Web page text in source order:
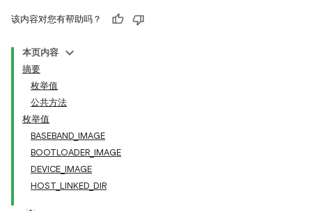
该内容对您有帮助吗？
本页内容
摘要
枚举值
公共方法
枚举值
BASEBAND_IMAGE
BOOTLOADER_IMAGE
DEVICE_IMAGE
HOST_LINKED_DIR